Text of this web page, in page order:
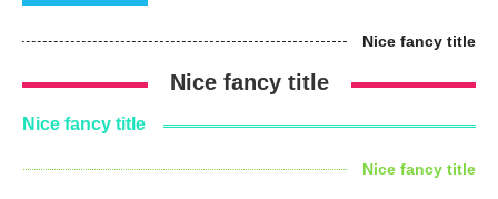
Nice fancy title
Nice fancy title
Nice fancy title
Nice fancy title